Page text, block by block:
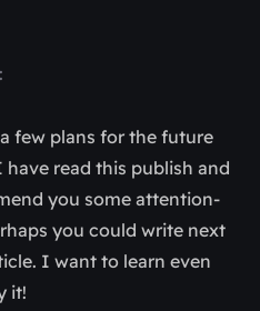
few plans for the future
read this publish and
you some attention-
you could write next
I want to learn even
it!